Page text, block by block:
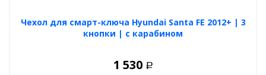
Чехол для смарт-ключа Hyundai Santa FE 2012+ | 3
кнопки | с карабином
1 530 Р